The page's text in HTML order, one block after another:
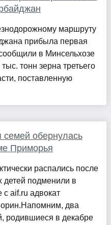
маршруту
прибыла первая
в Минсельхозе
тонн зерна третьего
поставленную
семей обернулась
Приморья
распались после
детей подменили в
aif.ru адвокат
два
родившиеся в декабре